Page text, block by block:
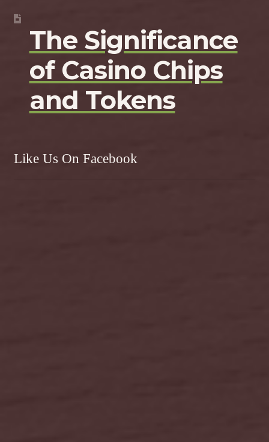
The Significance
of Casino Chips
and Tokens
Like Us On Facebook